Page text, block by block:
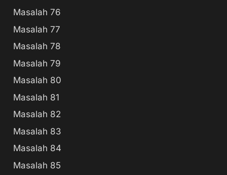
Masalah 76
Masalah 77
Masalah 78
Masalah 79
Masalah 80
Masalah 81
Masalah 82
Masalah 83
Masalah 84
Masalah 85